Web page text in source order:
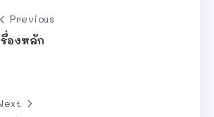
Previous
รื่องหลัก